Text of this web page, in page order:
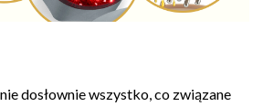
dosłownie wszystko, co związane